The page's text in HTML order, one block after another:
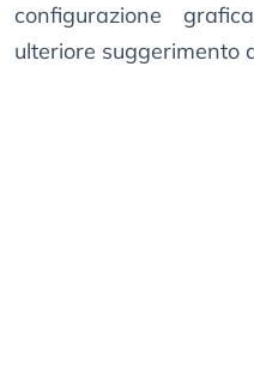
configurazione
ulteriore suggerimento